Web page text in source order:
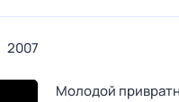
2007
Молодой